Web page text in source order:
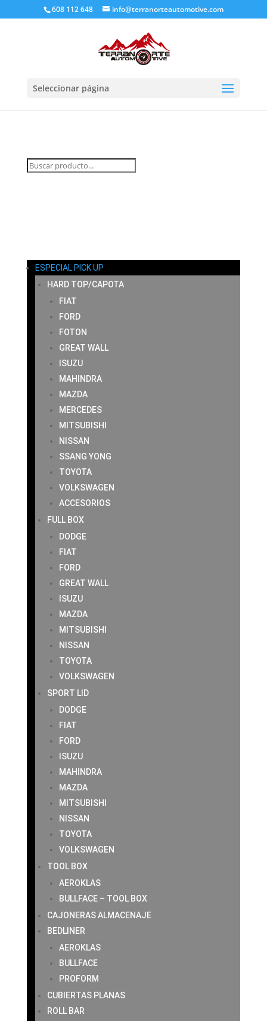
608 112 648 info@terranorteautomotive.com
Seleccionar página
INICIO
ESPECIAL PICK UP
HARD TOP/CAPOTA
FIAT
FORD
FOTON
GREAT WALL
ISUZU
MAHINDRA
MAZDA
MERCEDES
MITSUBISHI
NISSAN
SSANG YONG
TOYOTA
VOLKSWAGEN
ACCESORIOS
FULL BOX
DODGE
FIAT
FORD
GREAT WALL
ISUZU
MAZDA
MITSUBISHI
NISSAN
TOYOTA
VOLKSWAGEN
SPORT LID
DODGE
FIAT
FORD
ISUZU
MAHINDRA
MAZDA
MITSUBISHI
NISSAN
TOYOTA
VOLKSWAGEN
TOOL BOX
AEROKLAS
BULLFACE – TOOL BOX
CAJONERAS ALMACENAJE
BEDLINER
AEROKLAS
BULLFACE
PROFORM
CUBIERTAS PLANAS
ROLL BAR